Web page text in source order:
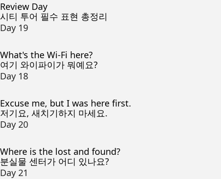
Review Day
시티 투어 필수 표현 총정리
Day 19
What's the Wi-Fi here?
여기 와이파이가 뭐예요?
Day 18
Excuse me, but I was here first.
저기요, 새치기하지 마세요.
Day 20
Where is the lost and found?
분실물 센터가 어디 있나요?
Day 21